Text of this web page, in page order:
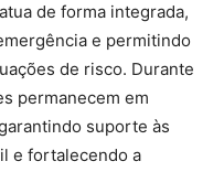
de forma integrada,
e permitindo
de risco. Durante
permanecem em
suporte às
e fortalecendo a